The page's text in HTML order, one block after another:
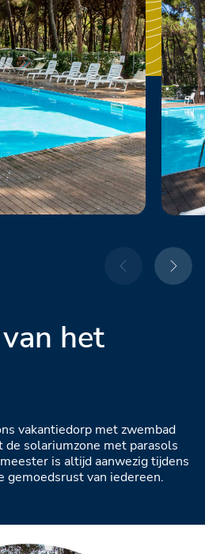
het
vakantiedorp met zwembad
solariumzone met parasols
is altijd aanwezig tijdens
gemoedsrust van iedereen.